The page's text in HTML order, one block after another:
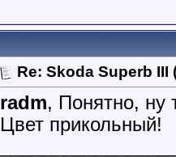
Re: Skoda Superb III
radm, Понятно, ну
Цвет прикольный!